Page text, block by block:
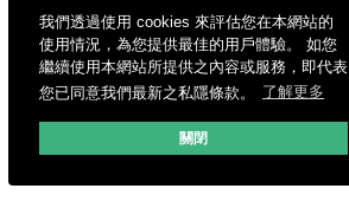
我們透過使用 cookies 來評估您在本網站的
使用情況，為您提供最佳的用戶體驗。 如您
繼續使用本網站所提供之內容或服務，即代表
您已同意我們最新之私隱條款。
了解更多
關閉